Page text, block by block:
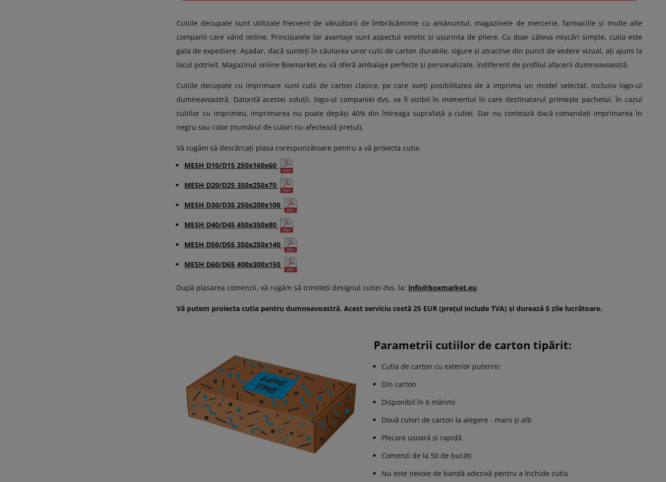
Cutiile decupate sunt utilizate frecvent de vânzătorii de îmbrăcăminte cu amănuntul, magazinele de mercerie, farmaciile și multe alte
companii care vând online. Principalele lor avantaje sunt aspectul estetic și ușurința de pliere. Cu doar câteva mișcări simple, cutia este
gata de expediere. Așadar, dacă sunteți în căutarea unor cutii de carton durabile, sigure și atractive din punct de vedere vizual, ați ajuns la
locul potrivit. Magazinul online Boxmarket.eu vă oferă ambalaje perfecte și personalizate, indiferent de profilul afacerii dumneavoastră.
Cutiile decupate cu imprimare sunt cutii de carton clasice, pe care aveți posibilitatea de a imprima un model selectat, inclusiv logo-ul
dumneavoastră. Datorită acestei soluții, logo-ul companiei dvs. va fi vizibil în momentul în care destinatarul primește pachetul. În cazul
cutiilor cu imprimeu, imprimarea nu poate depăși 40% din întreaga suprafață a cutiei. Dar nu contează dacă comandați imprimarea în
negru sau color (numărul de culori nu afectează prețul).
Vă rugăm să descărcați plasa corespunzătoare pentru a vă proiecta cutia.
MESH D10/D15 250x160x60
MESH D20/D25 350x250x70
MESH D30/D35 250x200x100
MESH D40/D45 450x350x80
MESH D50/D55 350x250x140
MESH D60/D65 400x300x150
După plasarea comenzii, vă rugăm să trimiteți designul cutiei dvs. la: info@boxmarket.eu
Vă putem proiecta cutia pentru dumneavoastră. Acest serviciu costă 25 EUR (prețul include TVA) și durează 5 zile lucrătoare.
Parametrii cutiilor de carton tipărit:
Cutia de carton cu exterior puternic
Din carton
Disponibil în 6 mărimi
Două culori de carton la alegere - maro și alb
Plecare ușoară și rapidă
Comenzi de la 50 de bucăţi
Nu este nevoie de bandă adezivă pentru a închide cutia